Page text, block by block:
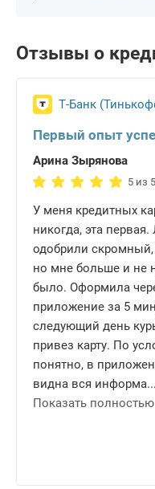
Отзывы о
Т-Банк
Первый опыт
Арина Зырянова
5 из 5
У меня кредитных
никогда, эта
одобрили скромный,
но мне больше и не
было. Оформила
приложение за 5
следующий день
привез карту. По
понятно, в
видна вся информа...
Показать полностью